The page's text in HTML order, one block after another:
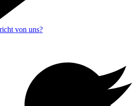
von uns?